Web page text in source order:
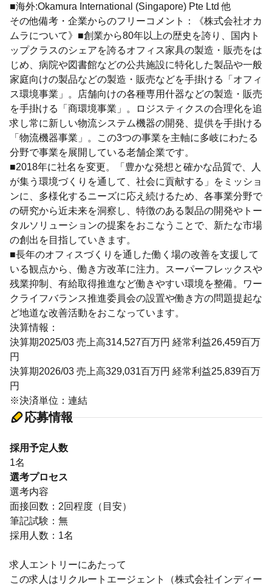
■海外:Okamura International (Singapore) Pte Ltd 他
その他備考・企業からのフリーコメント：《株式会社オカ
ムラについて》■創業から80年以上の歴史を誇り、国内ト
ップクラスのシェアを誇るオフィス家具の製造・販売をは
じめ、病院や図書館などの公共施設に特化した製品や一般
家庭向けの製品などの製造・販売などを手掛ける「オフィ
ス環境事業」。店舗向けの各種専用什器などの製造・販売
を手掛ける「商環境事業」。ロジスティクスの合理化を追
求し常に新しい物流システム機器の開発、提供を手掛ける
「物流機器事業」。この3つの事業を主軸に多岐にわたる
分野で事業を展開している老舗企業です。
■2018年に社名を変更。「豊かな発想と確かな品質で、人
が集う環境づくりを通して、社会に貢献する」をミッショ
ンに、多様化するニーズに応え続けるため、各事業分野で
の研究から近未来を洞察し、特徴のある製品の開発やトー
タルソリューションの提案をおこなうことで、新たな市場
の創出を目指していきます。
■長年のオフィスづくりを通した働く場の改善を支援して
いる観点から、働き方改革に注力。スーパーフレックスや
残業抑制、有給取得推進など働きやすい環境を整備。ワー
クライフバランス推進委員会の設置や働き方の問題提起な
ど地道な改善活動をおこなっています。
決算情報：
決算期2025/03 売上高314,527百万円 経常利益26,459百万
円
決算期2026/03 売上高329,031百万円 経常利益25,839百万
円
※決済単位：連結
応募情報
採用予定人数
1名
選考プロセス
選考内容
面接回数：2回程度（目安）
筆記試験：無
採用人数：1名
求人エントリーにあたって
この求人はリクルートエージェント（株式会社インディー